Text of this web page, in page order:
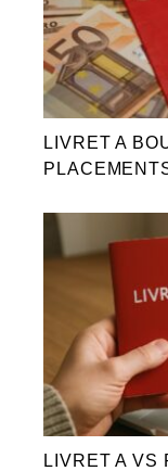
LIVRET A
LIVRET A VS